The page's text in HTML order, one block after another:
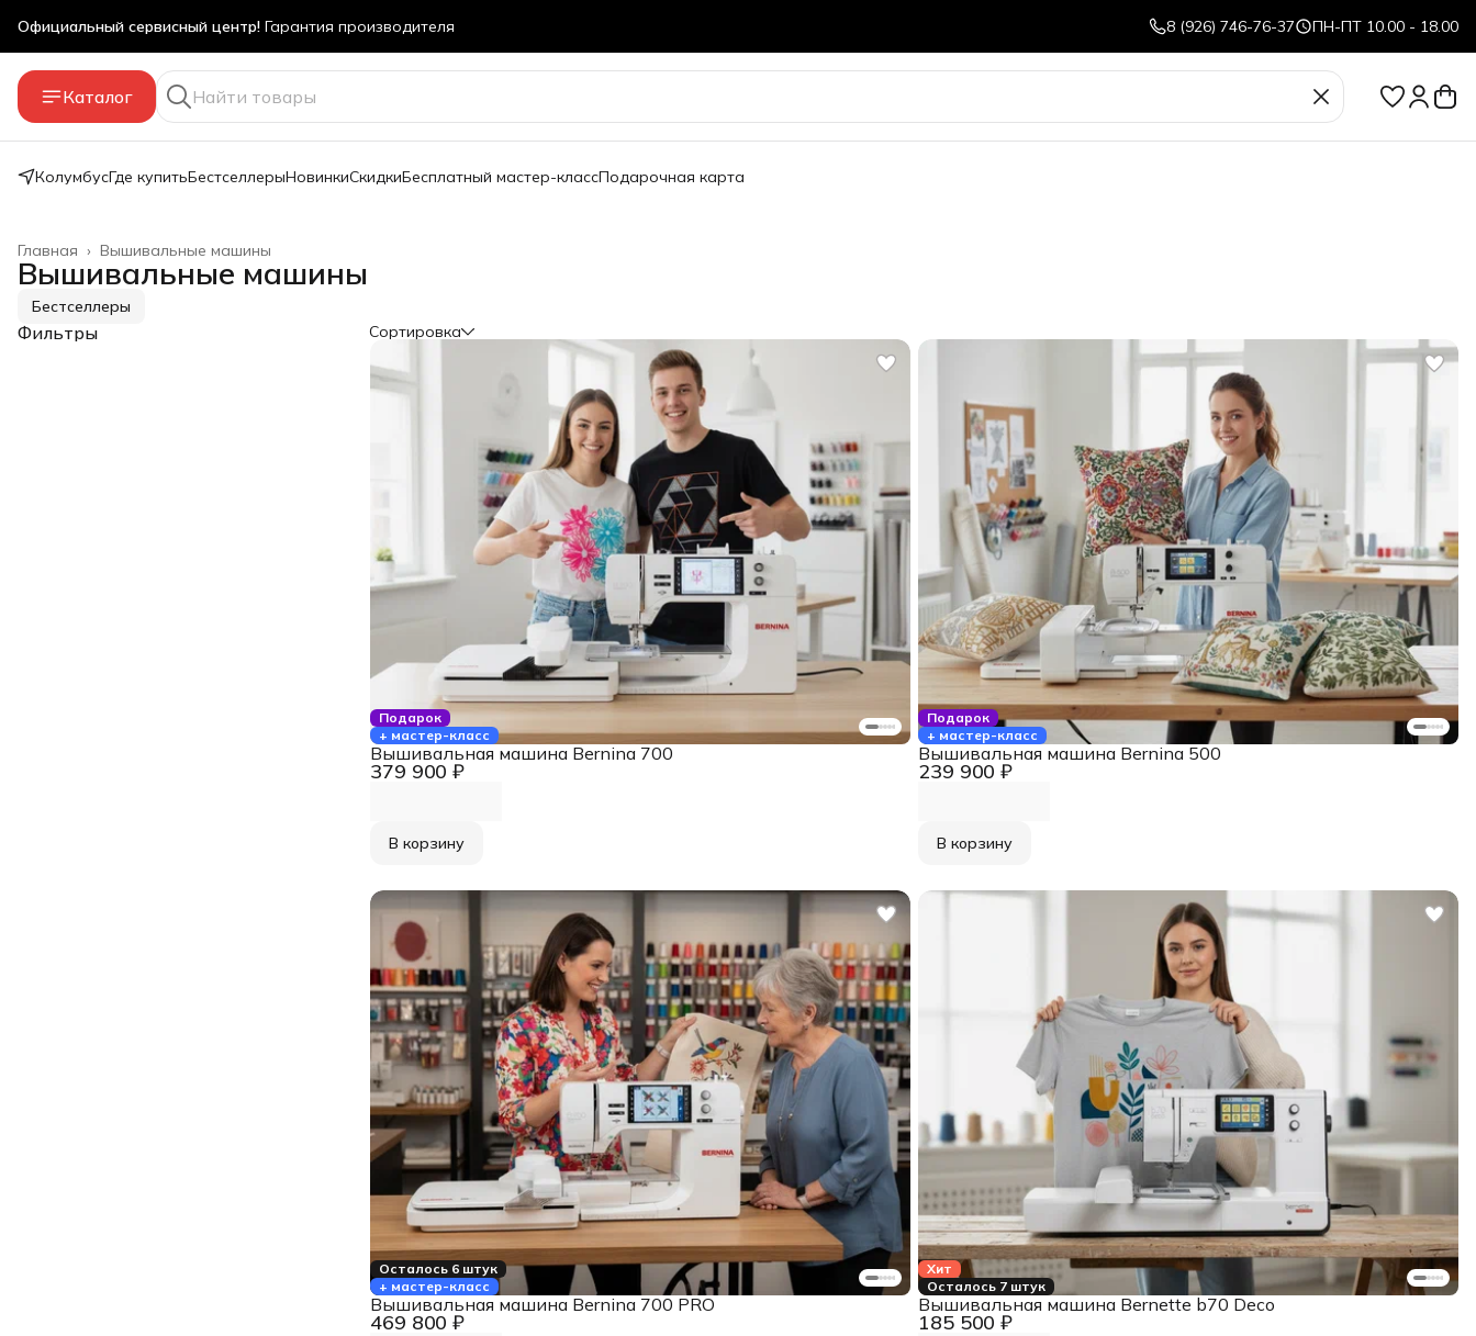
Бесплатный мастер-класс в наших магазинах
Оплата частями! Яндекс Сплит без переплаты, онлайн
8 (926) 746-76-37 ПН-ПТ 10.00 - 18.00
Каталог
КолумбусГде купитьБестселлерыНовинкиСкидкиБесплатный мастер-классПодарочная карта
Вышивальные машины
Главная ›
Вышивальные машины
Бестселлеры
Фильтры Сортировка
Подарок
+ мастер-класс
379 900 ₽
Вышивальная машина Bernina 700
В корзину
Подарок
+ мастер-класс
239 900 ₽
Вышивальная машина Bernina 500
В корзину
Осталось 6 штук
+ мастер-класс
469 800 ₽
Вышивальная машина Bernina 700 PRO
Хит
Осталось 7 штук
185 500 ₽
Вышивальная машина Bernette b70 Deco